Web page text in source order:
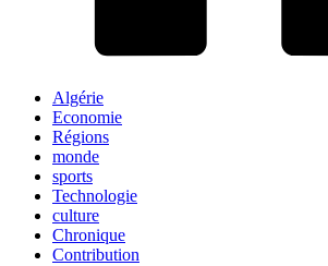
Algérie
Economie
Régions
monde
sports
Technologie
culture
Chronique
Contribution